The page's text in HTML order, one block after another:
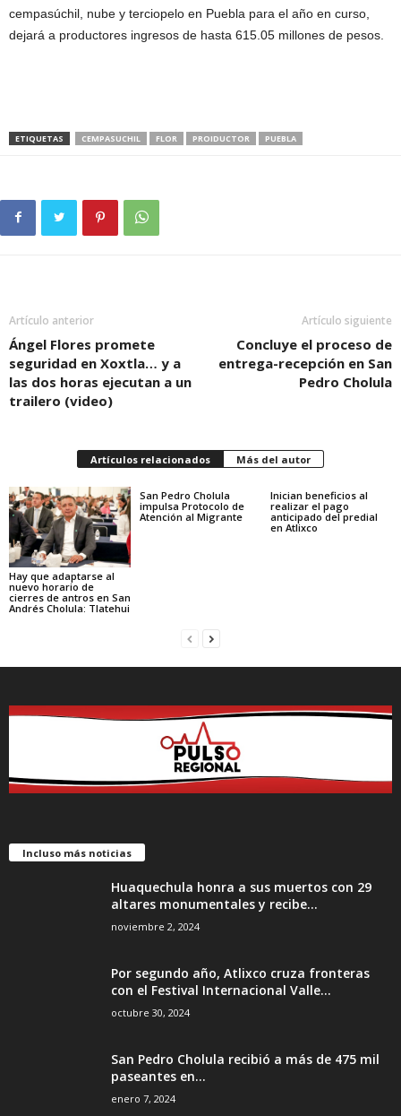
cempasúchil, nube y terciopelo en Puebla para el año en curso,
dejará a productores ingresos de hasta 615.05 millones de pesos.
ETIQUETAS CEMPASUCHIL FLOR PROIDUCTOR PUEBLA
Artículo anterior
Ángel Flores promete
seguridad en Xoxtla… y a
las dos horas ejecutan a un
trailero (video)
Artículo siguiente
Concluye el proceso de
entrega-recepción en San
Pedro Cholula
Artículos relacionados Más del autor
Hay que adaptarse al
nuevo horario de
cierres de antros en San
Andrés Cholula: Tlatehui
San Pedro Cholula
impulsa Protocolo de
Atención al Migrante
Inician beneficios al
realizar el pago
anticipado del predial
en Atlixco
Incluso más noticias
Huaquechula honra a sus muertos con 29
altares monumentales y recibe...
noviembre 2, 2024
Por segundo año, Atlixco cruza fronteras
con el Festival Internacional Valle...
octubre 30, 2024
San Pedro Cholula recibió a más de 475 mil
paseantes en...
enero 7, 2024